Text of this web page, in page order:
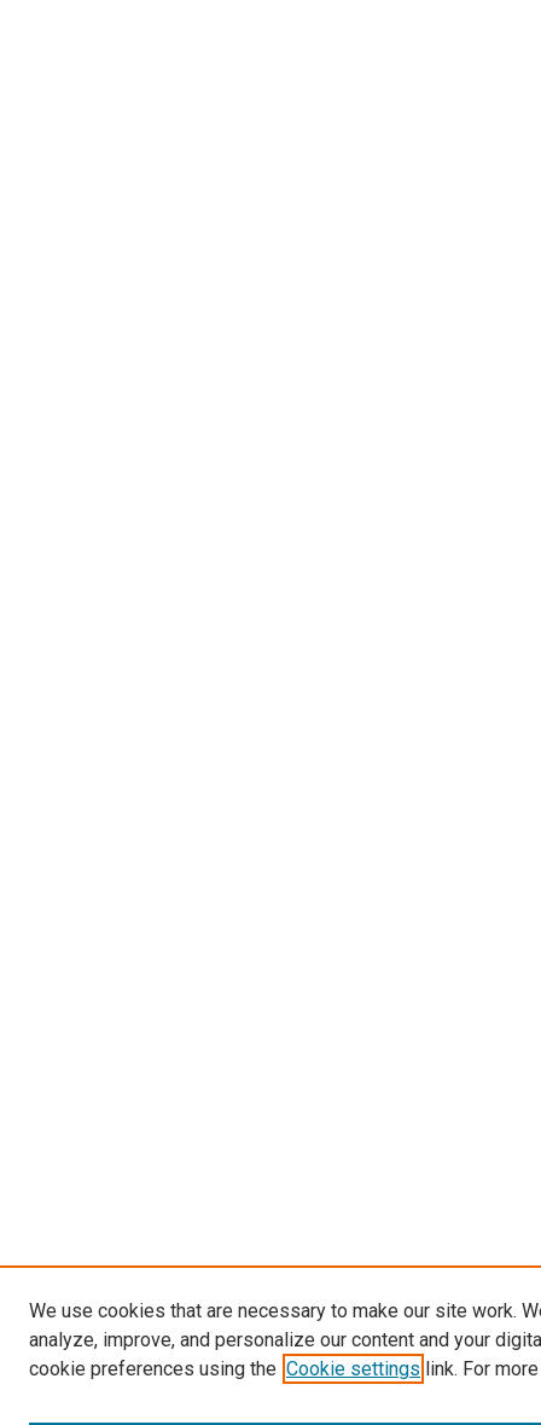
We use cookies that are necessary to make our site work.
analyze, improve, and personalize our content and your
cookie preferences using the Cookie settings link. For